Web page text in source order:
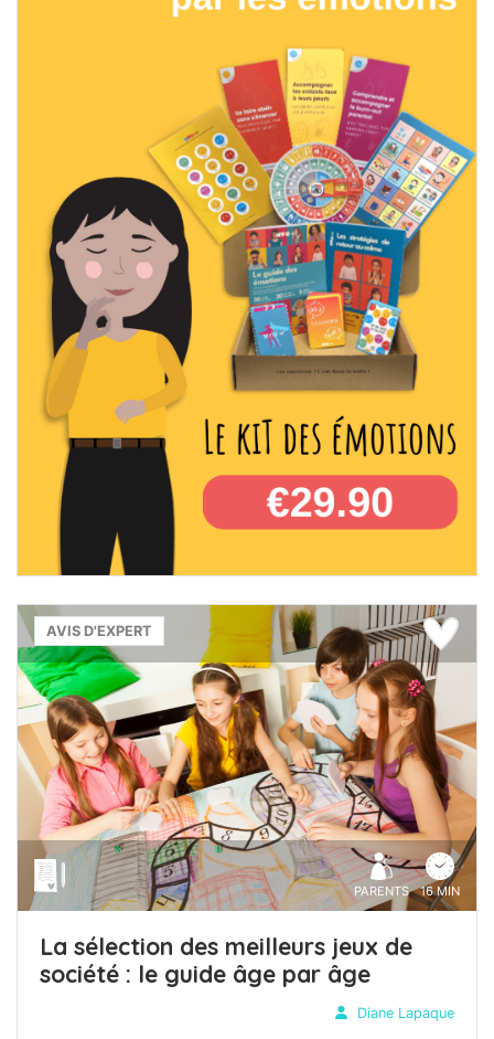
AVIS D'EXPERT
PARENTS 16 MIN
La sélection des meilleurs jeux de
société : le guide âge par âge
Diane Lapaque